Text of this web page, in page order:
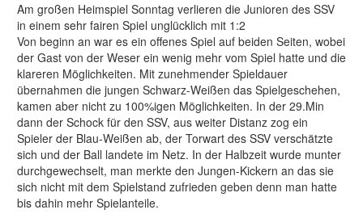
Am großen Heimspiel Sonntag verlieren die Junioren des SSV
in einem sehr fairen Spiel unglücklich mit 1:2
Von beginn an war es ein offenes Spiel auf beiden Seiten, wobei
der Gast von der Weser ein wenig mehr vom Spiel hatte und die
klareren Möglichkeiten. Mit zunehmender Spieldauer
übernahmen die jungen Schwarz-Weißen das Spielgeschehen,
kamen aber nicht zu 100%igen Möglichkeiten. In der 29.Min
dann der Schock für den SSV, aus weiter Distanz zog ein
Spieler der Blau-Weißen ab, der Torwart des SSV verschätzte
sich und der Ball landete im Netz. In der Halbzeit wurde munter
durchgewechselt, man merkte den Jungen-Kickern an das sie
sich nicht mit dem Spielstand zufrieden geben denn man hatte
bis dahin mehr Spielanteile.